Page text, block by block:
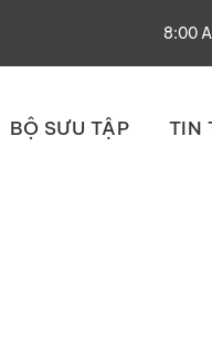
8:00
BỘ SƯU TẬP TIN